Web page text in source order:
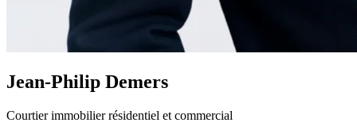
Jean-Philip Demers
Courtier immobilier résidentiel et commercial